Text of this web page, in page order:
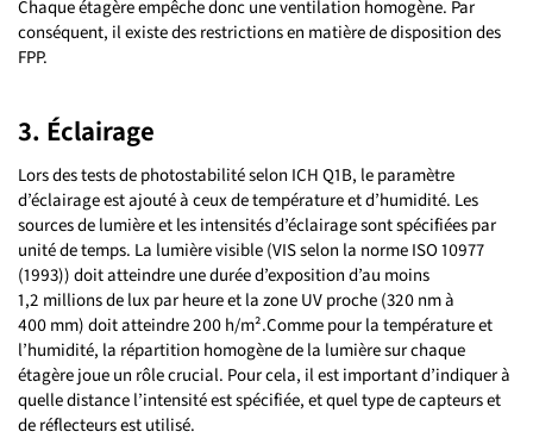
Chaque étagère empêche donc une ventilation homogène. Par
conséquent, il existe des restrictions en matière de disposition des
FPP.
3. Éclairage
Lors des tests de photostabilité selon ICH Q1B, le paramètre
d’éclairage est ajouté à ceux de température et d’humidité. Les
sources de lumière et les intensités d’éclairage sont spécifiées par
unité de temps. La lumière visible (VIS selon la norme ISO 10977
(1993)) doit atteindre une durée d’exposition d’au moins
1,2 millions de lux par heure et la zone UV proche (320 nm à
400 mm) doit atteindre 200 h/m².Comme pour la température et
l’humidité, la répartition homogène de la lumière sur chaque
étagère joue un rôle crucial. Pour cela, il est important d’indiquer à
quelle distance l’intensité est spécifiée, et quel type de capteurs et
de réflecteurs est utilisé.